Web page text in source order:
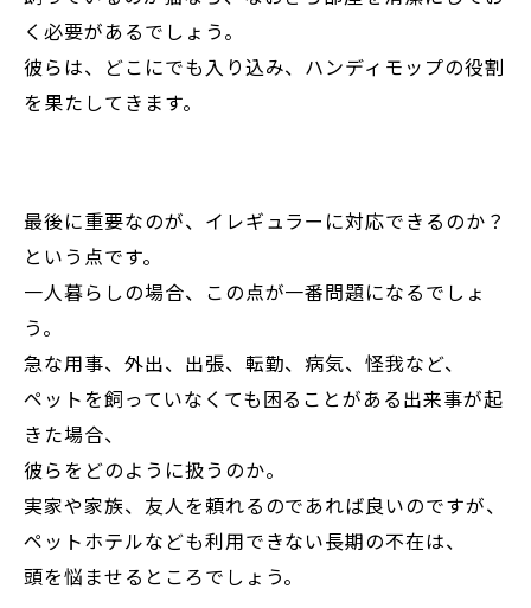
く必要があるでしょう。
彼らは、どこにでも入り込み、ハンディモップの役割
を果たしてきます。
最後に重要なのが、イレギュラーに対応できるのか？
という点です。
一人暮らしの場合、この点が一番問題になるでしょ
う。
急な用事、外出、出張、転勤、病気、怪我など、
ペットを飼っていなくても困ることがある出来事が起
きた場合、
彼らをどのように扱うのか。
実家や家族、友人を頼れるのであれば良いのですが、
ペットホテルなども利用できない長期の不在は、
頭を悩ませるところでしょう。